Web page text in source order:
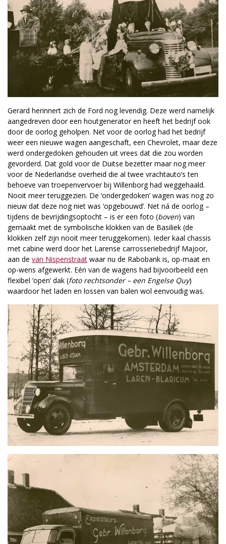
Gerard herinnert zich de Ford nog levendig. Deze werd namelijk
aangedreven door een houtgenerator en heeft het bedrijf ook
door de oorlog geholpen. Net voor de oorlog had het bedrijf
weer een nieuwe wagen aangeschaft, een Chevrolet, maar deze
werd ondergedoken gehouden uit vrees dat die zou worden
gevorderd. Dat gold voor de Duitse bezetter maar nog meer
voor de Nederlandse overheid die al twee vrachtauto’s ten
behoeve van troepenvervoer bij Willenborg had weggehaald.
Nooit meer teruggezien. De ‘ondergedoken’ wagen was nog zo
nieuw dat deze nog niet was ‘opgebouwd’. Net ná de oorlog –
tijdens de bevrijdingsoptocht – is er een foto (boven) van
gemaakt met de symbolische klokken van de Basiliek (de
klokken zelf zijn nooit meer teruggekomen). Ieder kaal chassis
met cabine werd door het Larense carrosseriebedrijf Majoor,
aan de van Nispenstraat waar nu de Rabobank is, op-maat en
op-wens afgewerkt. Eén van de wagens had bijvoorbeeld een
flexibel ‘open’ dak (foto rechtsonder – een Engelse Quy)
waardoor het laden en lossen van balen wol eenvoudig was.